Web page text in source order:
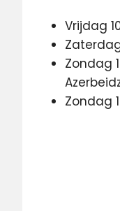
Vrijdag
Zondag
Zondag